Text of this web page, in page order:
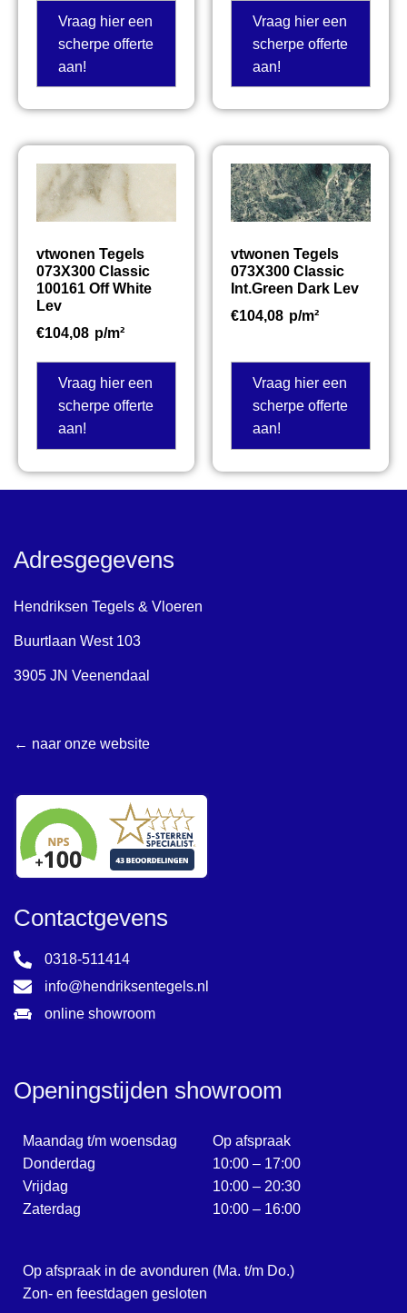
Vraag hier een
scherpe offerte
aan!
Vraag hier een
scherpe offerte
aan!
vtwonen Tegels
073X300 Classic
100161 Off White
Lev
€104,08 p/m²
Vraag hier een
scherpe offerte
aan!
vtwonen Tegels
073X300 Classic
Int.Green Dark Lev
€104,08 p/m²
Vraag hier een
scherpe offerte
aan!
Adresgegevens
Hendriksen Tegels & Vloeren
Buurtlaan West 103
3905 JN Veenendaal
← naar onze website
Contactgevens
0318-511414
info@hendriksentegels.nl
online showroom
Openingstijden showroom
Maandag t/m woensdag
Donderdag
Vrijdag
Zaterdag
Op afspraak
10:00 – 17:00
10:00 – 20:30
10:00 – 16:00
Op afspraak in de avonduren (Ma. t/m Do.)
Zon- en feestdagen gesloten